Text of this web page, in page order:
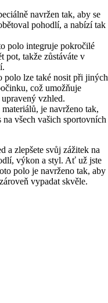
navržen tak, aby se
pohodlí, a nabízí tak
polo integruje pokročilé
pot, takže zůstáváte v
polo lze také nosit při jiných
což umožňuje
vzhled.
je navrženo tak,
všech vašich sportovních
a zlepšete svůj zážitek na
výkon a styl. Ať už jste
polo je navrženo tak, aby
vypadat skvěle.